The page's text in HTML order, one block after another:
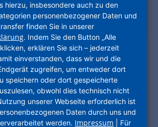
KONTAKT ZU UNS
EINEN SCHADEN MELDEN?
Sie am schnellsten eine
hierzu, insbesondere auch zu den
personenbezogener Daten und
finden Sie in unserer
. Indem Sie den Button „Alle
erklären Sie sich – jederzeit
einverstanden, dass wir und die
zugreifen, um entweder dort
speichern oder dort gespeicherte
obwohl dies technisch nicht
unserer Webseite erforderlich ist
Daten durch uns und
werden. Impressum | Für